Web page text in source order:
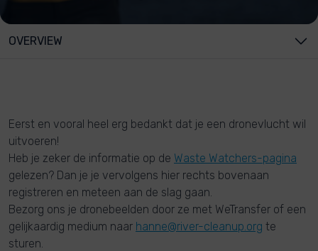
OVERVIEW
Eerst en vooral heel erg bedankt dat je een dronevlucht wil
uitvoeren!
Heb je zeker de informatie op de Waste Watchers-pagina
gelezen? Dan je je vervolgens hier rechts bovenaan
registreren en meteen aan de slag gaan.
Bezorg ons je dronebeelden door ze met WeTransfer of een
gelijkaardig medium naar hanne@river-cleanup.org te
sturen.